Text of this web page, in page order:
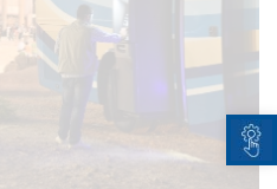
Open toolbar